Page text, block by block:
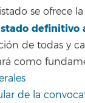
se ofrece
definitivo
de todas y
como
de la